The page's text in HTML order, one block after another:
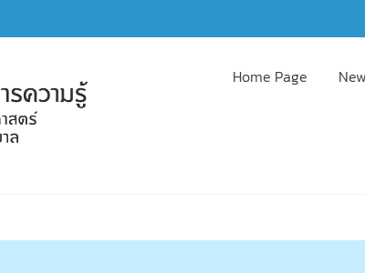
Home Page